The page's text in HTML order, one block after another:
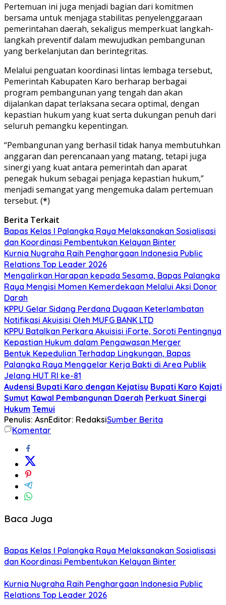
Pertemuan ini juga menjadi bagian dari komitmen
bersama untuk menjaga stabilitas penyelenggaraan
pemerintahan daerah, sekaligus memperkuat langkah-
langkah preventif dalam mewujudkan pembangunan
yang berkelanjutan dan berintegritas.
Melalui penguatan koordinasi lintas lembaga tersebut,
Pemerintah Kabupaten Karo berharap berbagai
program pembangunan yang tengah dan akan
dijalankan dapat terlaksana secara optimal, dengan
kepastian hukum yang kuat serta dukungan penuh dari
seluruh pemangku kepentingan.
“Pembangunan yang berhasil tidak hanya membutuhkan
anggaran dan perencanaan yang matang, tetapi juga
sinergi yang kuat antara pemerintah dan aparat
penegak hukum sebagai penjaga kepastian hukum,”
menjadi semangat yang mengemuka dalam pertemuan
tersebut. (*)
Berita Terkait
Bapas Kelas I Palangka Raya Melaksanakan Sosialisasi
dan Koordinasi Pembentukan Kelayan Binter
Kurnia Nugraha Raih Penghargaan Indonesia Public
Relations Top Leader 2026
Mengalirkan Harapan kepada Sesama, Bapas Palangka
Raya Mengisi Momen Kemerdekaan Melalui Aksi Donor
Darah
KPPU Gelar Sidang Perdana Dugaan Keterlambatan
Notifikasi Akuisisi Oleh MUFG BANK LTD
KPPU Batalkan Perkara Akuisisi iForte, Soroti Pentingnya
Kepastian Hukum dalam Pengawasan Merger
Bentuk Kepedulian Terhadap Lingkungan, Bapas
Palangka Raya Menggelar Kerja Bakti di Area Publik
Jelang HUT RI ke-81
Audensi Bupati Karo dengan Kejatisu Bupati Karo Kajati
Sumut Kawal Pembangunan Daerah Perkuat Sinergi
Hukum Temui
Penulis: AsnEditor: RedaksiSumber Berita
Komentar
Baca Juga
Bapas Kelas I Palangka Raya Melaksanakan Sosialisasi
dan Koordinasi Pembentukan Kelayan Binter
Kurnia Nugraha Raih Penghargaan Indonesia Public
Relations Top Leader 2026